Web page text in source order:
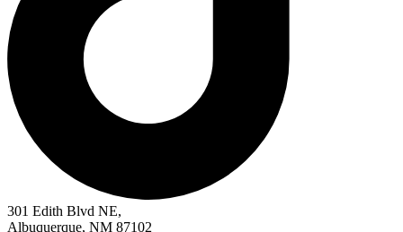
301 Edith Blvd NE,
Albuquerque, NM 87102